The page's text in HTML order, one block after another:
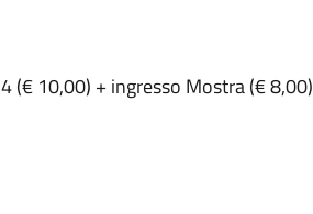
(€ 10,00) + ingresso Mostra (€ 8,00)